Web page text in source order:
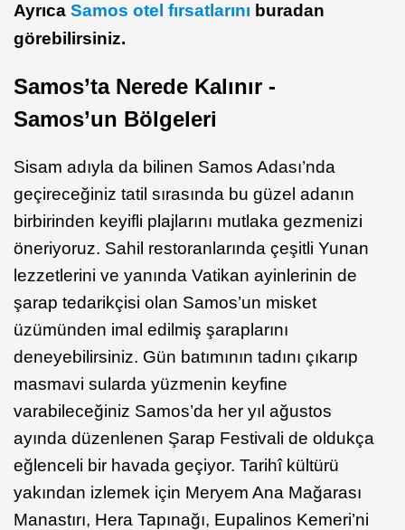
Ayrıca Samos otel fırsatlarını buradan
görebilirsiniz.
Samos’ta Nerede Kalınır -
Samos’un Bölgeleri
Sisam adıyla da bilinen Samos Adası’nda
geçireceğiniz tatil sırasında bu güzel adanın
birbirinden keyifli plajlarını mutlaka gezmenizi
öneriyoruz. Sahil restoranlarında çeşitli Yunan
lezzetlerini ve yanında Vatikan ayinlerinin de
şarap tedarikçisi olan Samos’un misket
üzümünden imal edilmiş şaraplarını
deneyebilirsiniz. Gün batımının tadını çıkarıp
masmavi sularda yüzmenin keyfine
varabileceğiniz Samos’da her yıl ağustos
ayında düzenlenen Şarap Festivali de oldukça
eğlenceli bir havada geçiyor. Tarihî kültürü
yakından izlemek için Meryem Ana Mağarası
Manastırı, Hera Tapınağı, Eupalinos Kemeri’ni